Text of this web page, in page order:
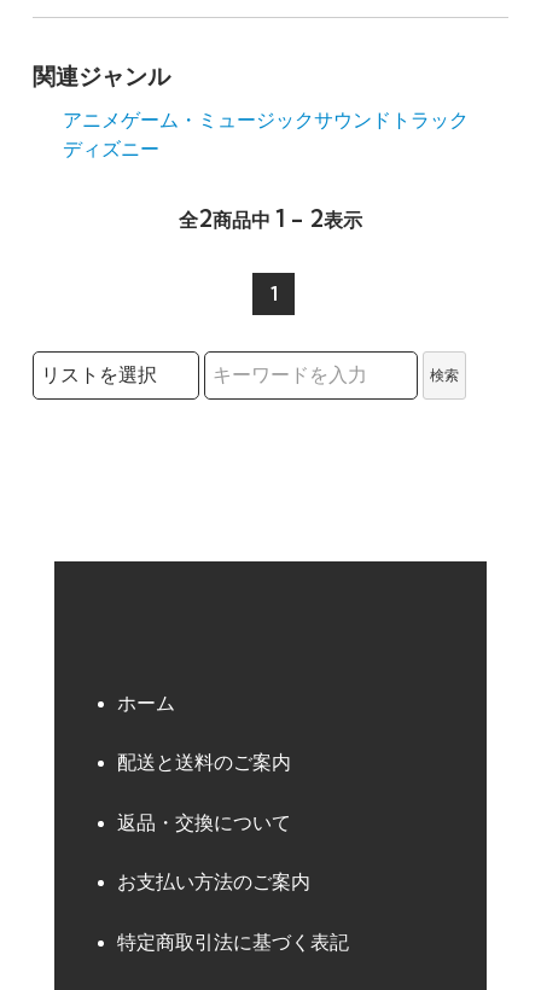
関連ジャンル
アニメゲーム・ミュージックサウンドトラック
ディズニー
全2商品中 1 - 2表示
1
検索リストの選択
検索
ホーム
配送と送料のご案内
返品・交換について
お支払い方法のご案内
特定商取引法に基づく表記